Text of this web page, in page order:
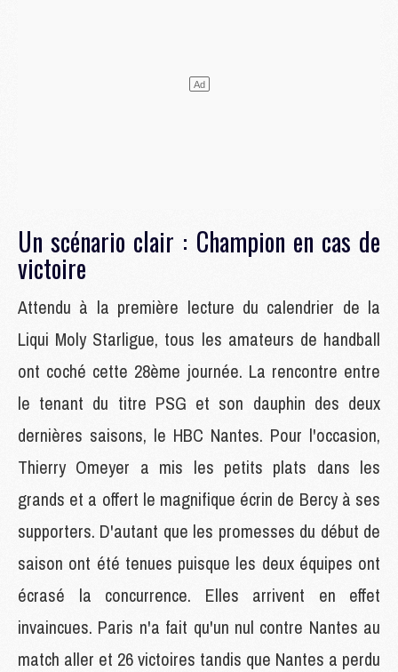
Un scénario clair : Champion en cas de
victoire
Attendu à la première lecture du calendrier de la
Liqui Moly Starligue, tous les amateurs de handball
ont coché cette 28ème journée. La rencontre entre
le tenant du titre PSG et son dauphin des deux
dernières saisons, le HBC Nantes. Pour l'occasion,
Thierry Omeyer a mis les petits plats dans les
grands et a offert le magnifique écrin de Bercy à ses
supporters. D'autant que les promesses du début de
saison ont été tenues puisque les deux équipes ont
écrasé la concurrence. Elles arrivent en effet
invaincues. Paris n'a fait qu'un nul contre Nantes au
match aller et 26 victoires tandis que Nantes a perdu